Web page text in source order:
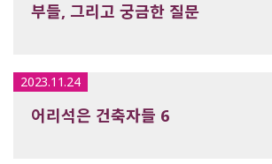
부들, 그리고 궁금한 질문
2023.11.24
어리석은 건축자들 6